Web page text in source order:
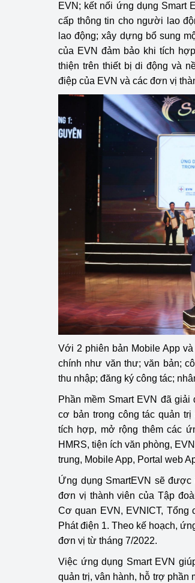
Tổ
tạo
Đại
EVN; kết nối ứng dụng Smart
cấp thông tin cho người lao
lao động; xây dựng bổ sung
của EVN đảm bảo khi tích
thiện trên thiết bị di động và
điệp của EVN và các đơn vị
Với 2 phiên bản Mobile App
chính như văn thư; văn bản;
thu nhập; đăng ký công tác;
Phần mềm Smart EVN đã
cơ bản trong công tác quản
tích hợp, mở rộng thêm các
HMRS, tiện ích văn phòng,
trung, Mobile App, Portal web
Ứng dụng SmartEVN sẽ
đơn vị thành viên của Tập
Cơ quan EVN, EVNICT, Tổng
Phát điện 1. Theo kế hoạch,
đơn vị từ tháng 7/2022.
Việc ứng dụng Smart EVN
quản trị, vân hành, hỗ trợ phần